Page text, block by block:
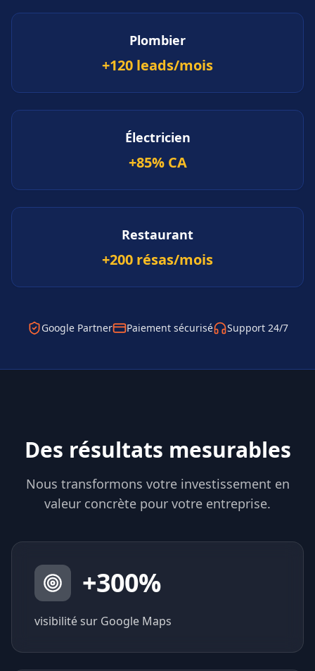
Plombier
+120 leads/mois
Électricien
+85% CA
Restaurant
+200 résas/mois
Google Partner Paiement sécurisé Support 24/7
Des résultats mesurables
Nous transformons votre investissement en
valeur concrète pour votre entreprise.
+300%
visibilité sur Google Maps